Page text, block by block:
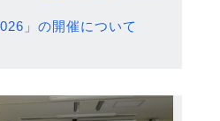
」の開催について